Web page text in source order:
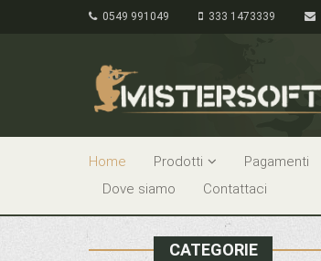
0549 991049 333 1473339
Home Prodotti Pagamenti
Dove siamo
Contattaci
CATEGORIE